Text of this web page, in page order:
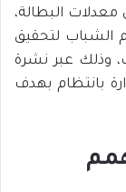
البطالة،
الشباب لتحقيق
وذلك عبر نشرة
بانتظام بهدف